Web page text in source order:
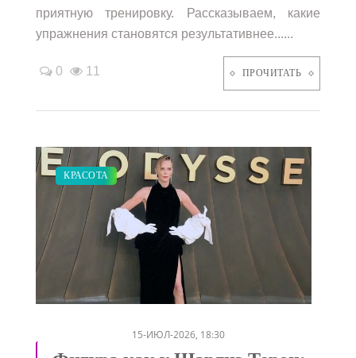
приятную тренировку. Рассказываем, какие
упражнения становятся результативнее......
0 11 ПРОЧИТАТЬ
ПОКАЗЫ
/
КРАСОТА
15-ИЮЛ-2026, 18:30